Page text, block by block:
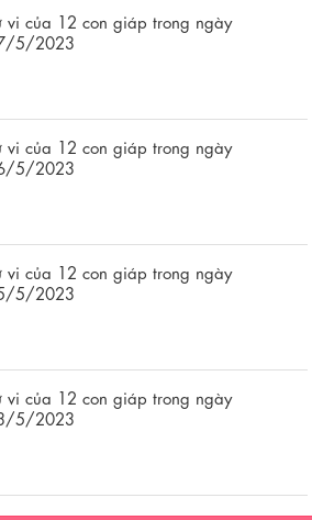
vi của 12 con giáp trong ngày
5/2023
vi của 12 con giáp trong ngày
5/2023
vi của 12 con giáp trong ngày
5/2023
vi của 12 con giáp trong ngày
5/2023